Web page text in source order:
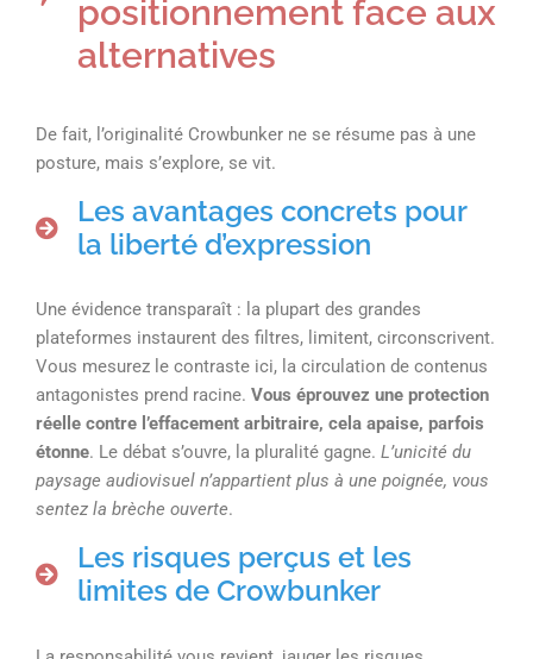
positionnement face aux
alternatives
De fait, l’originalité Crowbunker ne se résume pas à une
posture, mais s’explore, se vit.
Les avantages concrets pour
la liberté d’expression
Une évidence transparaît : la plupart des grandes
plateformes instaurent des filtres, limitent, circonscrivent.
Vous mesurez le contraste ici, la circulation de contenus
antagonistes prend racine. Vous éprouvez une protection
réelle contre l’effacement arbitraire, cela apaise, parfois
étonne. Le débat s’ouvre, la pluralité gagne. L’unicité du
paysage audiovisuel n’appartient plus à une poignée, vous
sentez la brèche ouverte.
Les risques perçus et les
limites de Crowbunker